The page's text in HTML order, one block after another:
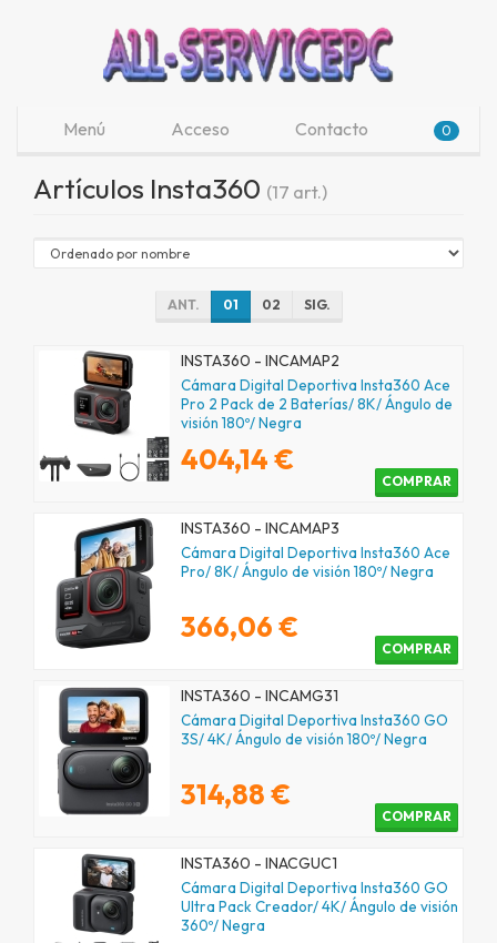
Menú Acceso Contacto 0
Artículos Insta360 (17 art.)
ANT. 01 02 SIG.
INSTA360 - INCAMAP2
Cámara Digital Deportiva Insta360 Ace
Pro 2 Pack de 2 Baterías/ 8K/ Ángulo de
visión 180º/ Negra
404,14 €
COMPRAR
INSTA360 - INCAMAP3
Cámara Digital Deportiva Insta360 Ace
Pro/ 8K/ Ángulo de visión 180º/ Negra
366,06 €
COMPRAR
INSTA360 - INCAMG31
Cámara Digital Deportiva Insta360 GO
3S/ 4K/ Ángulo de visión 180º/ Negra
314,88 €
COMPRAR
INSTA360 - INACGUC1
Cámara Digital Deportiva Insta360 GO
Ultra Pack Creador/ 4K/ Ángulo de visión
360º/ Negra